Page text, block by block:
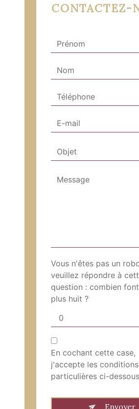
CONTACTEZ-
Vous n'êtes pas un
veuillez répondre à
question : combien
plus huit ?
En cochant cette case,
j'accepte les conditions
particulières ci-
Envoyer